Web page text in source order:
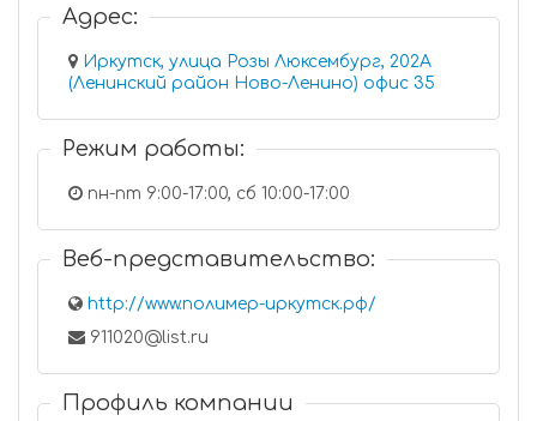
Адрес:
Иркутск, улица Розы Люксембург, 202А
(Ленинский район Ново-Ленино) офис 35
Режим работы:
пн-пт 9:00-17:00, сб 10:00-17:00
Веб-представительство:
http://www.полимер-иркутск.рф/
911020@list.ru
Профиль компании